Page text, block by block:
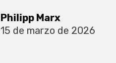
Philipp Marx
15 de marzo de 2026